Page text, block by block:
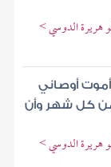
هريرة الدوسي >
أوصاني
من كل شهر وأن
هريرة الدوسي >